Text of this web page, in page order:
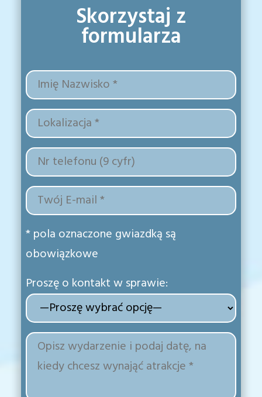
Skorzystaj z
formularza
* pola oznaczone gwiazdką są
obowiązkowe
Proszę o kontakt w sprawie: